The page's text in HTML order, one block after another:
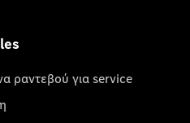
ραντεβού για service